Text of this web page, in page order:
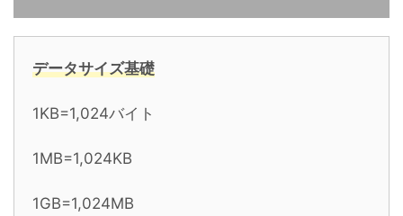
データサイズ基礎
1KB=1,024バイト
1MB=1,024KB
1GB=1,024MB